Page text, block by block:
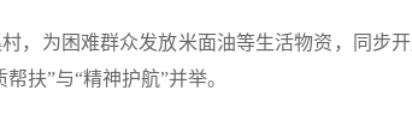
， 为困难群众发放米面油等生活物资，同步
扶”与“精神护航”并举。